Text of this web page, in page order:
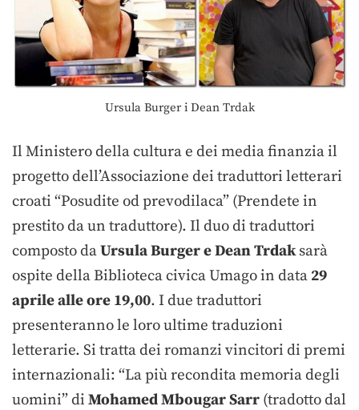
Ursula Burger i Dean Trdak
Il Ministero della cultura e dei media finanzia il
progetto dell’Associazione dei traduttori letterari
croati “Posudite od prevodilaca” (Prendete in
prestito da un traduttore). Il duo di traduttori
composto daUrsula BurgereDean Trdaksarà
ospite della Biblioteca civica Umago in data 29
aprile alle ore 19,00. I due traduttori
presenteranno le loro ultime traduzioni
letterarie. Si tratta dei romanzi vincitori di premi
internazionali: “La più recondita memoria degli
uomini” di Mohamed Mbougar Sarr (tradotto dal